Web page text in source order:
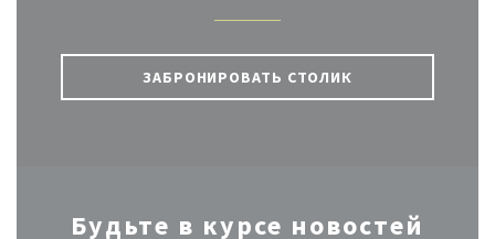
ЗАБРОНИРОВАТЬ СТОЛИК
Будьте в курсе новостей